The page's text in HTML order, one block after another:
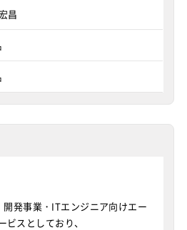
昌
開発事業・ITエンジニア向けエー
スとしており、